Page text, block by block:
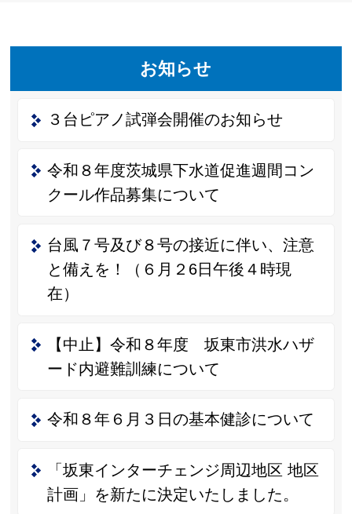
お知らせ
３台ピアノ試弾会開催のお知らせ
令和８年度茨城県下水道促進週間コン
クール作品募集について
台風７号及び８号の接近に伴い、注意
と備えを！（６月２6日午後４時現
在）
【中止】令和８年度 坂東市洪水ハザ
ード内避難訓練について
令和８年６月３日の基本健診について
「坂東インターチェンジ周辺地区 地区
計画」を新たに決定いたしました。